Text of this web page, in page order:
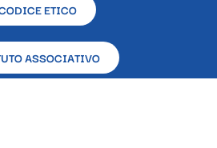
ETICO
ASSOCIATIVO